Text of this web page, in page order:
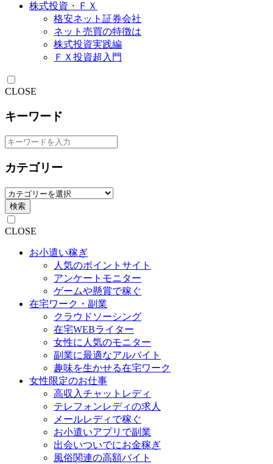
株式投資・ＦＸ
格安ネット証券会社
ネット売買の特徴は
株式投資実践編
ＦＸ投資超入門
CLOSE
キーワード
カテゴリー
検索
CLOSE
お小遣い稼ぎ
人気のポイントサイト
アンケートモニター
ゲームや懸賞で稼ぐ
在宅ワーク・副業
クラウドソーシング
在宅WEBライター
女性に人気のモニター
副業に最適なアルバイト
趣味を生かせる在宅ワーク
女性限定のお仕事
高収入チャットレディ
テレフォンレディの求人
メールレディで稼ぐ
お小遣いアプリで副業
出会いついでにお金稼ぎ
風俗関連の高額バイト